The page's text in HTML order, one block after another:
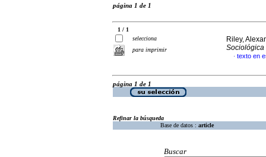
página 1 de 1
1 / 1
selecciona
para imprimir
Riley,
Sociológica
· texto en
página 1 de 1
Refinar la búsqueda
Base de datos : article
Buscar